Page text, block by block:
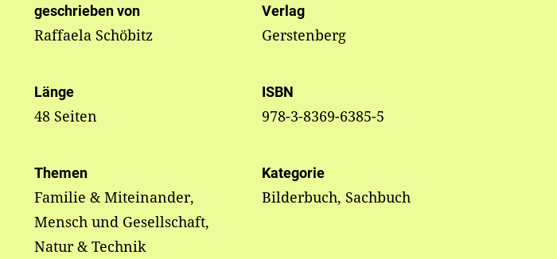
geschrieben von
Raffaela Schöbitz
Verlag
Gerstenberg
Länge
48 Seiten
ISBN
978-3-8369-6385-5
Themen
Familie & Miteinander,
Mensch und Gesellschaft,
Natur & Technik
Kategorie
Bilderbuch, Sachbuch